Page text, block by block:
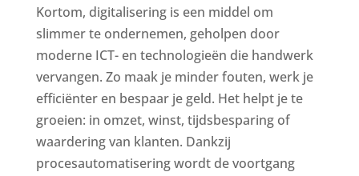
Kortom, digitalisering is een middel om
slimmer te ondernemen, geholpen door
moderne ICT- en technologieën die handwerk
vervangen. Zo maak je minder fouten, werk je
efficiënter en bespaar je geld. Het helpt je te
groeien: in omzet, winst, tijdsbesparing of
waardering van klanten. Dankzij
procesautomatisering wordt de voortgang